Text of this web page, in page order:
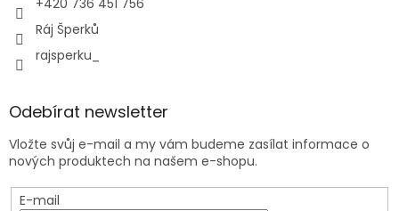
+420 736 451 756
Ráj Šperků
rajsperku_
Odebírat newsletter
Vložte svůj e-mail a my vám budeme zasílat informace o
nových produktech na našem e-shopu.
E-mail